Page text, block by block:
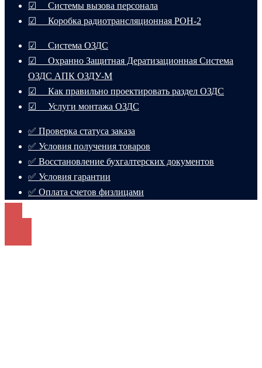
☑ Системы вызова персонала
☑ Коробка радиотрансляционная РОН-2
☑ Система ОЗДС
☑ Охранно Защитная Дератизационная Система
ОЗДС АПК ОЗДУ-М
☑ Как правильно проектировать раздел ОЗДС
☑ Услуги монтажа ОЗДС
✅ Проверка статуса заказа
✅ Условия получения товаров
✅ Восстановление бухгалтерских документов
✅ Условия гарантии
✅ Оплата счетов физлицами